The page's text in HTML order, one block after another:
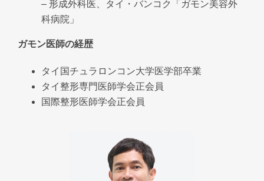
– 形成外科医、タイ・バンコク「ガモン美容外
科病院」
ガモン医師の経歴
タイ国チュラロンコン大学医学部卒業
タイ整形専門医師学会正会員
国際整形医師学会正会員